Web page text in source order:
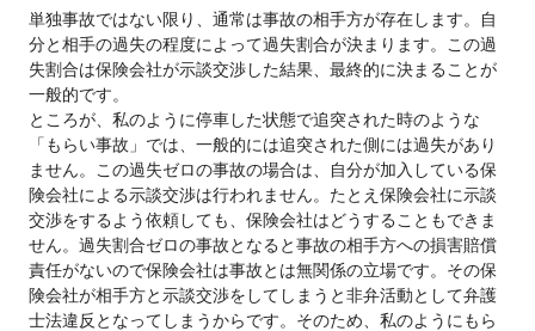
単独事故ではない限り、通常は事故の相手方が存在します。自
分と相手の過失の程度によって過失割合が決まります。この過
失割合は保険会社が示談交渉した結果、最終的に決まることが
一般的です。
ところが、私のように停車した状態で追突された時のような
「もらい事故」では、一般的には追突された側には過失があり
ません。この過失ゼロの事故の場合は、自分が加入している保
険会社による示談交渉は行われません。たとえ保険会社に示談
交渉をするよう依頼しても、保険会社はどうすることもできま
せん。過失割合ゼロの事故となると事故の相手方への損害賠償
責任がないので保険会社は事故とは無関係の立場です。その保
険会社が相手方と示談交渉をしてしまうと非弁活動として弁護
士法違反となってしまうからです。そのため、私のようにもら